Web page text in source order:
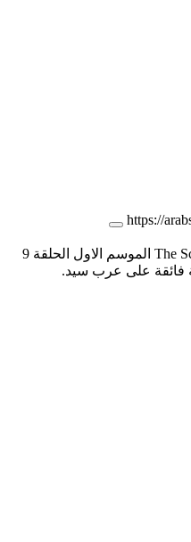
https://